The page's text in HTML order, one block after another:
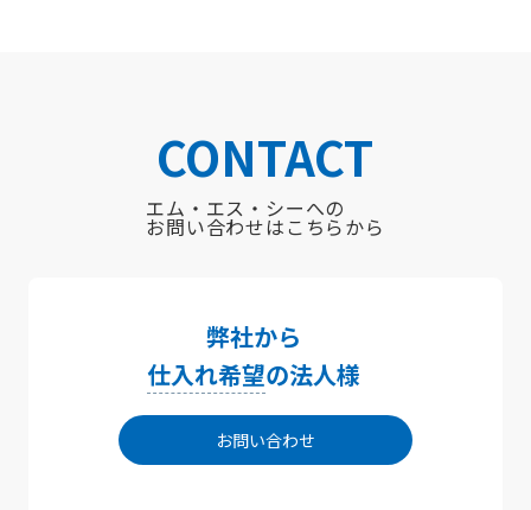
CONTACT
エム・エス・シーへの
お問い合わせはこちらから
弊社から
仕入れ希望の法人様
お問い合わせ